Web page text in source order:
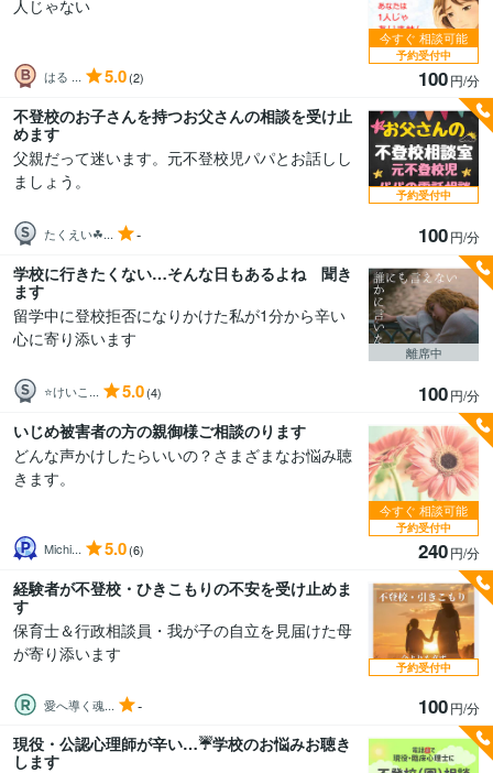
人じゃない
はる ... 5.0(2) 100円/分
今すぐ 相談可能
予約受付中
不登校のお子さんを持つお父さんの相談を受け止
めます
父親だって迷います。元不登校児パパとお話しし
ましょう。
たくえい☘... - 100円/分
予約受付中
学校に行きたくない…そんな日もあるよね 聞き
ます
留学中に登校拒否になりかけた私が1分から辛い
心に寄り添います
⭐️けいこ... 5.0(4) 100円/分
離席中
いじめ被害者の方の親御様ご相談のります
どんな声かけしたらいいの？さまざまなお悩み聴
きます。
Michi... 5.0(6) 240円/分
今すぐ 相談可能
予約受付中
経験者が不登校・ひきこもりの不安を受け止めま
す
保育士＆行政相談員・我が子の自立を見届けた母
が寄り添います
愛へ導く魂... - 100円/分
予約受付中
現役・公認心理師が辛い…☔学校のお悩みお聴き
します